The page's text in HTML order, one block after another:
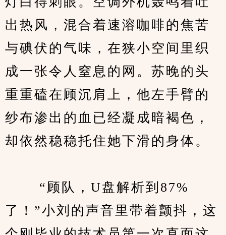
出热风，混合着速溶咖啡的焦苦
与碘伏的气味，在狭小空间里织
成一张令人窒息的网。苏晚的头
重重磕在顾沉肩上，他左手臂的
纱布渗出的血已经凝成暗褐色，
却依然稳稳托住她下滑的身体。
“顾队，U盘解析到87%
了！”小刘的声音里带着颤抖，这